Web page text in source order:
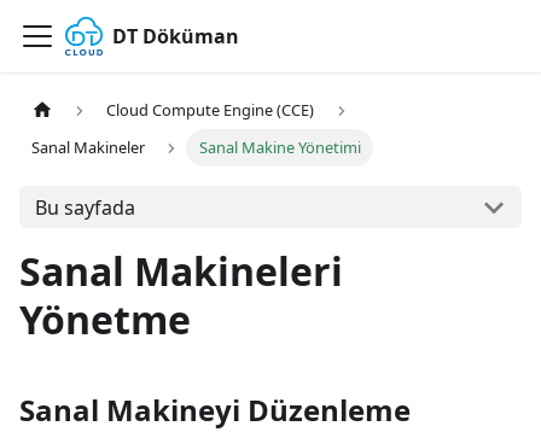
DT Döküman
Cloud Compute Engine (CCE)
Sanal Makineler
Sanal Makine Yönetimi
Bu sayfada
Sanal Makineleri
Yönetme
Sanal Makineyi Düzenleme